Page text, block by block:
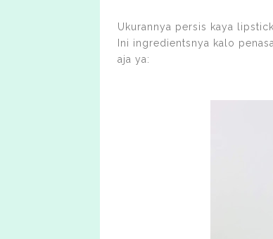
Ukurannya persis kaya
Ini ingredientsnya kalo
aja ya: